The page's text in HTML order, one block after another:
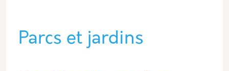
Type de lieu
Parcs et jardins